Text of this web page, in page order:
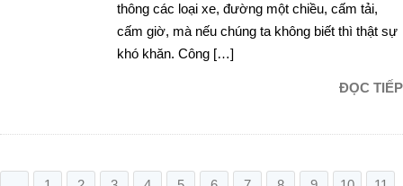
thông các loại xe, đường một chiều, cấm tải,
cấm giờ, mà nếu chúng ta không biết thì thật sự
khó khăn. Công […]
ĐỌC TIẾP